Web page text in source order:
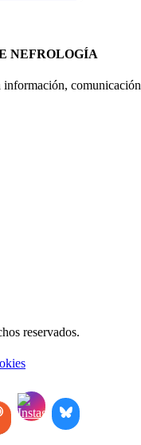
NEFROLOGÍA
información,
reservados.